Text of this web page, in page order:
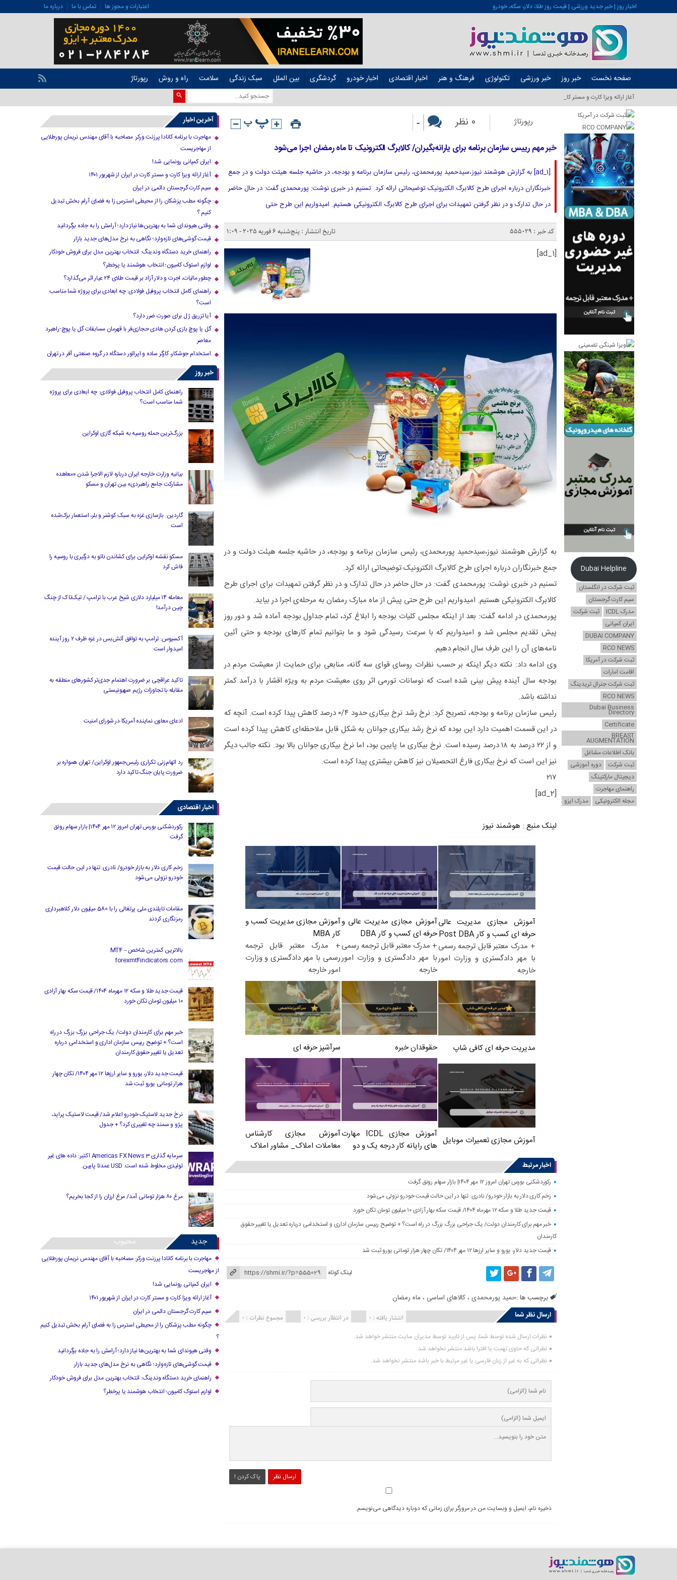
اخبار روز | خبر جدید ورزشی | قیمت روز طلا، دلار، سکه، خودرو اعتبارات و مجوز ها تماس با ما درباره ما
صفحه نخست خبر روز خبر ورزشی تکنولوژی فرهنگ و هنر اخبار اقتصادی اخبار خودرو گردشگری بین الملل سبک زندگی سلامت راه و روش رپورتاژ
آغاز ارائه ویزا کارت و مستر کارت در ایران_
رپورتاژ 0 نظر -
خبر مهم رییس سازمان برنامه برای یارانه‌بگیران/ کالابرگ الکترونیک تا ماه رمضان اجرا می‌شود
[ad_1] به گزارش هوشمند نیوز،سیدحمید پورمحمدی، رئیس سازمان برنامه و بودجه، در حاشیه جلسه هیئت دولت و در جمع
خبرنگاران درباره اجرای طرح کالابرگ الکترونیک توضیحاتی ارائه کرد. تسنیم در خبری نوشت: پورمحمدی گفت: در حال حاضر
در حال تدارک و در نظر گرفتن تمهیدات برای اجرای طرح کالابرگ الکترونیکی هستیم. امیدواریم این طرح حتی
کد خبر : 555029 تاریخ انتشار : پنج‌شنبه 6 فوریه 2025 - 1:09
[ad_1]
به گزارش هوشمند نیوز،سیدحمید پورمحمدی، رئیس سازمان برنامه و بودجه، در حاشیه جلسه هیئت دولت و در
جمع خبرنگاران درباره اجرای طرح کالابرگ الکترونیک توضیحاتی ارائه کرد.
تسنیم در خبری نوشت: پورمحمدی گفت: در حال حاضر در حال تدارک و در نظر گرفتن تمهیدات برای اجرای طرح
کالابرگ الکترونیکی هستیم. امیدواریم این طرح حتی پیش از ماه مبارک رمضان به مرحله‌ی اجرا در بیاید.
پورمحمدی در ادامه گفت: بعد از اینکه مجلس کلیات بودجه را ابلاغ کرد، تمام جداول بودجه آماده شد و دور روز
پیش تقدیم مجلس شد و امیدواریم که با سرعت رسیدگی شود و ما بتوانیم تمام کارهای بودجه و حتی آئین
نامه‌های آن را این طرف سال انجام دهیم.
وی ادامه داد: نکته دیگر اینکه بر حسب نظرات روسای قوای سه گانه، منابعی برای حمایت از معیشت مردم در
بودجه سال آینده پیش بینی شده است که نوسانات تورمی اثر روی معیشت مردم به ویژه اقشار با درآمد کمتر
نداشته باشد.
رئیس سازمان برنامه و بودجه، تصریح کرد: نرخ رشد نرخ بیکاری حدود ۰/۴ درصد کاهش پیدا کرده است. آنچه که
در این قسمت اهمیت دارد این بوده که نرخ رشد بیکاری جوانان به شکل قابل ملاحظه‌ای کاهش پیدا کرده است
و از ۲۲ درصد به ۱۸ درصد رسیده است. نرخ بیکاری ما پایین بود، اما نرخ بیکاری جوانان بالا بود. نکته جالب دیگر
نیز این است که نرخ بیکاری فارغ التحصیلان نیز کاهش بیشتری پیدا کرده است.
۲۱۷
[ad_2]
لینک منبع : هوشمند نیوز
آموزش مجازی مدیریت عالی
حرفه ای کسب و کار Post DBA
+ مدرک معتبر قابل ترجمه رسمی
با مهر دادگستری و وزارت امور
خارجه
آموزش مجازی مدیریت عالی و
حرفه ای کسب و کار DBA
+ مدرک معتبر قابل ترجمه رسمی
با مهر دادگستری و وزارت امور
خارجه
آموزش مجازی مدیریت کسب و
کار MBA
+ مدرک معتبر قابل ترجمه
رسمی با مهر دادگستری و وزارت
امور خارجه
مدیریت حرفه ای کافی شاپ حقوقدان خبره سرآشپز حرفه ای
آموزش مجازی تعمیرات موبایل
آموزش مجازی ICDL مهارت
های رایانه کار درجه یک و دو
آموزش مجازی کارشناس
معاملات املاک_ مشاور املاک
اخبار مرتبط
رکوردشکنی بورس تهران امروز ۱۲ مهر ۱۴۰۴| بازار سهام رونق گرفت
زخم کاری دلار به بازار خودرو/ نادری: تنها در این حالت قیمت خودرو نزولی می‌شود
قیمت جدید طلا و سکه ۱۲ مهرماه ۱۴۰۴/ قیمت سکه بهار آزادی ۱۰ میلیون تومان تکان خورد
خبر مهم برای کارمندان دولت/ یک جراحی بزرگ بزرگ در راه است؟ + توضیح رییس سازمان اداری و استخدامی درباره تعدیل یا تغییر حقوق
کارمندان
قیمت جدید دلار، یورو و سایر ارزها ۱۲ مهر ۱۴۰۴/ تکان چهار هزار تومانی یورو ثبت شد
لینک کوتاه
برچسب ها :حمید پورمحمدی ،کالاهای اساسی ، ماه رمضان
ارسال نظر شما
مجموع نظرات : 0 در انتظار بررسی : 0 انتشار یافته : 0
نظرات ارسال شده توسط شما، پس از تایید توسط مدیران سایت منتشر خواهد شد.
نظراتی که حاوی تهمت یا افترا باشد منتشر نخواهد شد.
نظراتی که به غیر از زبان فارسی یا غیر مرتبط با خبر باشد منتشر نخواهد شد.
ارسال نظر پاک کردن !
ذخیره نام، ایمیل و وبسایت من در مرورگر برای زمانی که دوباره دیدگاهی می‌نویسم.
Dubai Helpline
ثبت شرکت در انگلستان
سیم کارت گرجستان
مدرک ICDL
ثبت شرکت
ایران کمپانی
DUBAI COMPANY
RCO NEWS
ثبت شرکت در آمریکا
اقامت امارات
ثبت شرکت جنرال تریدینگ
RCO NEWS
Dubai Business
Directory
Certificate
BREAST
AUGMENTATION
بانک اطلاعات مشاغل
ثبت شرکت
دوره آموزشی
دیجیتال مارکتینگ
راهنمای مهاجرت
مجله الکترونیکی
مدرک ایزو
آخرین اخبار
مهاجرت با برنامه کانادا پرزنت ورکر: مصاحبه با آقای مهندس نریمان پورطلایی
از مهاجریست
ایران کمپانی رونمایی شد!
آغاز ارائه ویزا کارت و مستر کارت در ایران از شهریور ۱۴۰۱
سیم کارت گرجستان دائمی در ایران
چگونه مطب پزشکان را از محیطی استرس زا به فضای آرام بخش تبدیل
کنیم ؟
وقتی هیوندای شما به بهترین‌ها نیاز دارد؛ آرامش را به جاده برگردانید
قیمت گوشی‌های تازه‌وارد؛ نگاهی به نرخ مدل‌های جدید بازار
راهنمای خرید دستگاه وندینگ: انتخاب بهترین مدل برای فروش خودکار
لوازم استوک کامیون؛ انتخاب هوشمند یا پرخطر؟
چطور مالیات، اجرت و دلار آزاد بر قیمت طلای ۲۴ عیار اثر می‌گذارد؟
راهنمای کامل انتخاب پروفیل فولادی: چه ابعادی برای پروژه شما مناسب
است؟
آیا تزریق ژل برای صورت ضرر دارد​؟
گل یا پوچ بازی کردن هادی حجازی‌فر با قهرمان مسابقات گل یا پوچ-راهبرد
معاصر
استخدام جوشکار، کارگر ساده و اپراتور دستگاه در گروه صنعتی آفر در تهران
خبر روز
راهنمای کامل انتخاب پروفیل فولادی: چه ابعادی برای پروژه
شما مناسب است؟
بزرگ‌ترین حمله روسیه به شبکه گازی اوکراین
بیانیه وزارت خارجه ایران درباره لازم‌ الاجرا شدن «معاهده
مشارکت جامع راهبردی» بین تهران و مسکو
گاردین: بازسازی غزه به سبک کوشنر و بلر، استعمار بزک‌شده
است
مسکو نقشه اوکراین برای کشاندن ناتو به درگیری با روسیه را
فاش کرد
معامله ۱۴ میلیارد دلاری شیخ عرب با ترامپ / تیک‌تاک از چنگ
چین درآمد!
آکسیوس: ترامپ به توافق آتش‌بس در غزه ظرف ۲ روز آینده
امیدوار است
تاکید عراقچی بر ضرورت اهتمام جدی‌تر کشورهای منطقه به
مقابله با تجاوزات رژیم صهیونیستی
ادعای معاون نماینده آمریکا در شورای امنیت
رد اتهام‌زنی تکراری رئیس‌جمهور اوکراین/ تهران همواره بر
ضرورت پایان جنگ تاکید دارد
اخبار اقتصادی
رکوردشکنی بورس تهران امروز ۱۲ مهر ۱۴۰۴| بازار سهام رونق
گرفت
زخم کاری دلار به بازار خودرو/ نادری: تنها در این حالت قیمت
خودرو نزولی می‌شود
مقامات تایلندی ملی پرتغالی را با 580 میلیون دلار کلاهبرداری
رمزنگاری کردند
بالاترین کمترین شاخص MT4 –
forexmt4indicators.com
قیمت جدید طلا و سکه ۱۲ مهرماه ۱۴۰۴/ قیمت سکه بهار آزادی
۱۰ میلیون تومان تکان خورد
خبر مهم برای کارمندان دولت/ یک جراحی بزرگ بزرگ در راه
است؟ + توضیح رییس سازمان اداری و استخدامی درباره
تعدیل یا تغییر حقوق کارمندان
قیمت جدید دلار، یورو و سایر ارزها ۱۲ مهر ۱۴۰۴/ تکان چهار
هزار تومانی یورو ثبت شد
نرخ جدید لاستیک خودرو اعلام شد/ قیمت لاستیک پراید،
پژو و سمند چه تغییری کرد؟ + جدول
سرمایه گذاری Americas FX News 3 اکتبر: داده های غیر
تولیدی مخلوط شده است. USD عمدتا پایین.
مرغ ۸۰ هزار تومانی آمد/ مرغ ارزان را از کجا بخریم؟
جدید محبوب
مهاجرت با برنامه کانادا پرزنت ورکر: مصاحبه با آقای مهندس نریمان پورطلایی
از مهاجریست
ایران کمپانی رونمایی شد!
آغاز ارائه ویزا کارت و مستر کارت در ایران از شهریور ۱۴۰۱
سیم کارت گرجستان دائمی در ایران
چگونه مطب پزشکان را از محیطی استرس زا به فضای آرام بخش تبدیل کنیم
؟
وقتی هیوندای شما به بهترین‌ها نیاز دارد؛ آرامش را به جاده برگردانید
قیمت گوشی‌های تازه‌وارد؛ نگاهی به نرخ مدل‌های جدید بازار
راهنمای خرید دستگاه وندینگ: انتخاب بهترین مدل برای فروش خودکار
لوازم استوک کامیون؛ انتخاب هوشمند یا پرخطر؟